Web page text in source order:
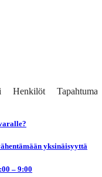
Henkilöt Tapahtumat
yksinäisyyttä
– 9:00